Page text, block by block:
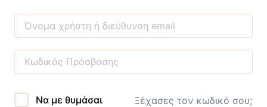
Να με θυμάσαι Ξέχασες τον κωδικό σου;